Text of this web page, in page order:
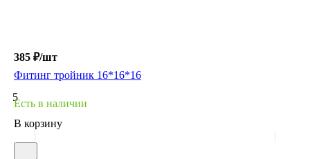
385 ₽/шт
Фитинг тройник 16*16*16
5
Есть в наличии
В корзину